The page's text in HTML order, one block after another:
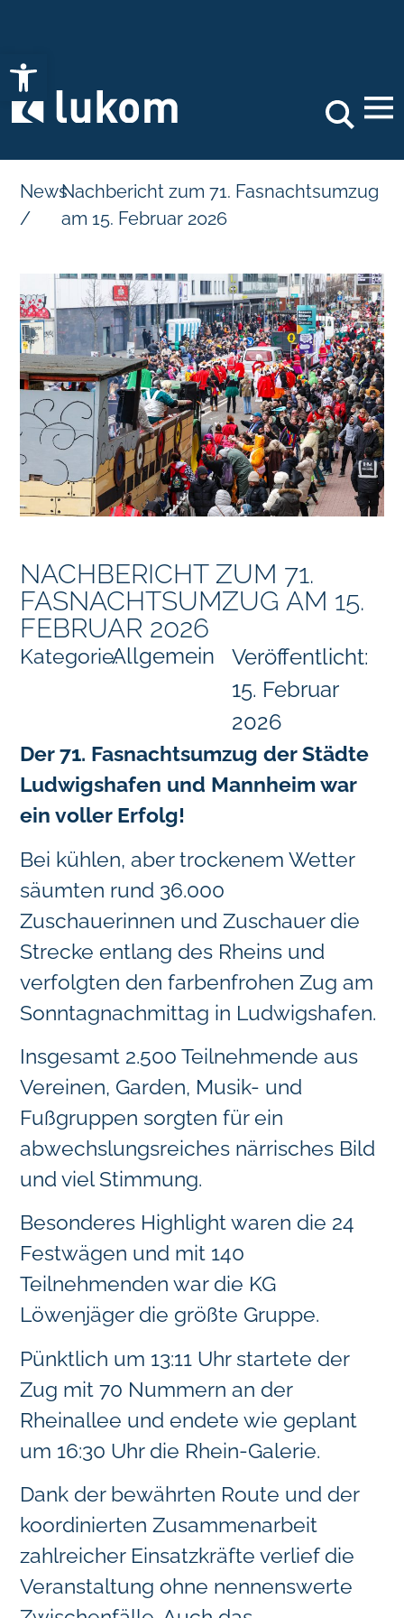
Open toolbar
Search
News
/
Nachbericht zum 71. Fasnachtsumzug
am 15. Februar 2026
NACHBERICHT ZUM 71.
FASNACHTSUMZUG AM 15.
FEBRUAR 2026
Kategorie:Allgemein
Veröffentlicht:
15. Februar
2026
Der 71. Fasnachtsumzug der Städte
Ludwigshafen und Mannheim war
ein voller Erfolg!
Bei kühlen, aber trockenem Wetter
säumten rund 36.000
Zuschauerinnen und Zuschauer die
Strecke entlang des Rheins und
verfolgten den farbenfrohen Zug am
Sonntagnachmittag in Ludwigshafen.
Insgesamt 2.500 Teilnehmende aus
Vereinen, Garden, Musik- und
Fußgruppen sorgten für ein
abwechslungsreiches närrisches Bild
und viel Stimmung.
Besonderes Highlight waren die 24
Festwägen und mit 140
Teilnehmenden war die KG
Löwenjäger die größte Gruppe.
Pünktlich um 13:11 Uhr startete der
Zug mit 70 Nummern an der
Rheinallee und endete wie geplant
um 16:30 Uhr die Rhein-Galerie.
Dank der bewährten Route und der
koordinierten Zusammenarbeit
zahlreicher Einsatzkräfte verlief die
Veranstaltung ohne nennenswerte